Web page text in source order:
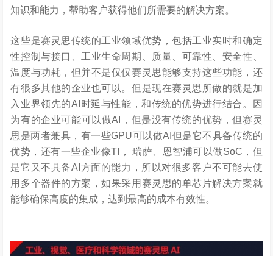
知识和能力，帮助客户获得他们所需要的解决方案。
这些是赛灵思传统的工业领域优势，包括工业实时和确定
性控制与接口、工业生命周期、质量、可靠性、安全性、
温度与功耗，但并不是仅仅赛灵思能够支持这些功能，还
有很多其他的企业也可以。但是现在赛灵思所做的就是加
入业界领先的AI时延与性能，和传统的优势进行结合。因
为有的企业可能可以做AI，但是没有传统的优势，但赛灵
思是两者兼具，有一些GPU可以做AI但是它不具备传统的
优势，还有一些企业像TI， 瑞萨、恩智浦可以做SoC，但
是它又不具备AI方面的能力，所以对很多客户不可能去使
用多个器件的方案，如果采用赛灵思的单芯片解决方案就
能够确保高度的集成，达到最高的成本有效性。